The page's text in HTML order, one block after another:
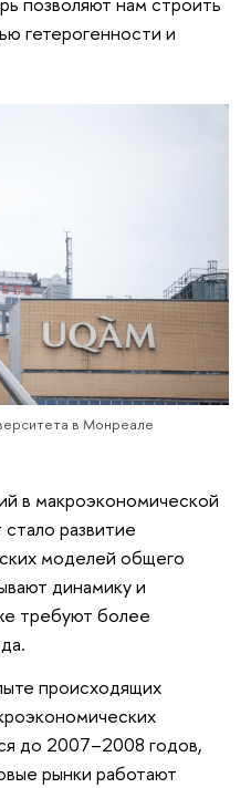
гетерогенности и
в Монреале
в макроэкономической
развитие
моделей общего
динамику и
требуют более
происходящих
до 2007–2008 годов,
рынки работают